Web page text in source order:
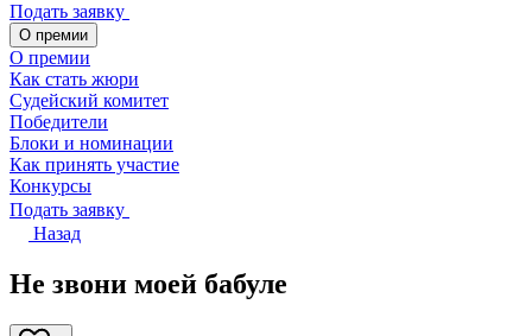
Подать заявку
О премии
О премии
Как стать жюри
Судейский комитет
Победители
Блоки и номинации
Как принять участие
Конкурсы
Подать заявку
Назад
Не звони моей бабуле